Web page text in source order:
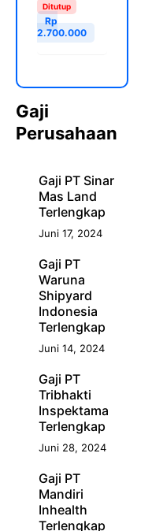
Ditutup
Rp
2.700.000
Gaji
Perusahaan
Gaji PT Sinar
Mas Land
Terlengkap
Juni 17, 2024
Gaji PT
Waruna
Shipyard
Indonesia
Terlengkap
Juni 14, 2024
Gaji PT
Tribhakti
Inspektama
Terlengkap
Juni 28, 2024
Gaji PT
Mandiri
Inhealth
Terlengkap